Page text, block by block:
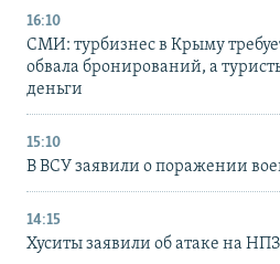
16:10
СМИ: турбизнес в Крыму
обвала бронирований, а
деньги
15:10
В ВСУ заявили о поражении
14:15
Хуситы заявили об атаке на